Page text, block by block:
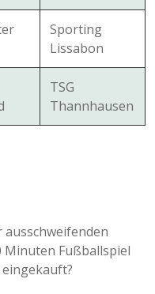
Sporting
Lissabon
TSG
Thannhausen
Minuten Fußballspiel